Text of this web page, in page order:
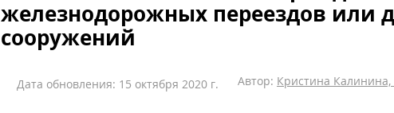
железнодорожных переездов или
сооружений
Дата обновления: 15 октября 2020 г. Автор: Кристина